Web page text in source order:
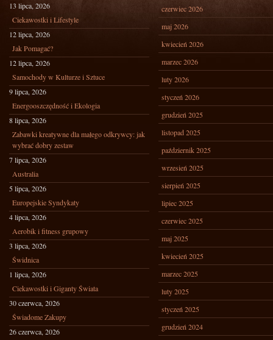
13 lipca, 2026
Ciekawostki i Lifestyle
12 lipca, 2026
Jak Pomagać?
12 lipca, 2026
Samochody w Kulturze i Sztuce
9 lipca, 2026
Energooszczędność i Ekologia
8 lipca, 2026
Zabawki kreatywne dla małego odkrywcy: jak
wybrać dobry zestaw
7 lipca, 2026
Australia
5 lipca, 2026
Europejskie Syndykaty
4 lipca, 2026
Aerobik i fitness grupowy
3 lipca, 2026
Świdnica
1 lipca, 2026
Ciekawostki i Giganty Świata
30 czerwca, 2026
Świadome Zakupy
26 czerwca, 2026
czerwiec 2026
maj 2026
kwiecień 2026
marzec 2026
luty 2026
styczeń 2026
grudzień 2025
listopad 2025
październik 2025
wrzesień 2025
sierpień 2025
lipiec 2025
czerwiec 2025
maj 2025
kwiecień 2025
marzec 2025
luty 2025
styczeń 2025
grudzień 2024